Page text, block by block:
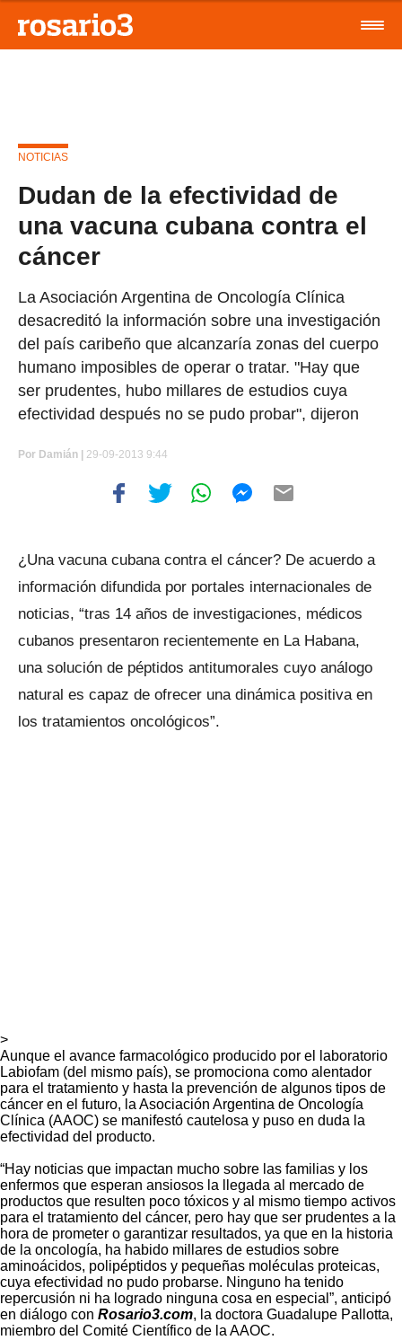
NOTICIAS
Dudan de la efectividad de
una vacuna cubana contra el
cáncer
La Asociación Argentina de Oncología Clínica
desacreditó la información sobre una investigación
del país caribeño que alcanzaría zonas del cuerpo
humano imposibles de operar o tratar. "Hay que
ser prudentes, hubo millares de estudios cuya
efectividad después no se pudo probar", dijeron
Por Damián | 29-09-2013 9:44
¿Una vacuna cubana contra el cáncer? De acuerdo a
información difundida por portales internacionales de
noticias, “tras 14 años de investigaciones, médicos
cubanos presentaron recientemente en La Habana,
una solución de péptidos antitumorales cuyo análogo
natural es capaz de ofrecer una dinámica positiva en
los tratamientos oncológicos”.
>
Aunque el avance farmacológico producido por el laboratorio
Labiofam (del mismo país), se promociona como alentador
para el tratamiento y hasta la prevención de algunos tipos de
cáncer en el futuro, la Asociación Argentina de Oncología
Clínica (AAOC) se manifestó cautelosa y puso en duda la
efectividad del producto.
“Hay noticias que impactan mucho sobre las familias y los
enfermos que esperan ansiosos la llegada al mercado de
productos que resulten poco tóxicos y al mismo tiempo activos
para el tratamiento del cáncer, pero hay que ser prudentes a la
hora de prometer o garantizar resultados, ya que en la historia
de la oncología, ha habido millares de estudios sobre
aminoácidos, polipéptidos y pequeñas moléculas proteicas,
cuya efectividad no pudo probarse. Ninguno ha tenido
repercusión ni ha logrado ninguna cosa en especial”, anticipó
en diálogo con Rosario3.com, la doctora Guadalupe Pallotta,
miembro del Comité Científico de la AAOC.